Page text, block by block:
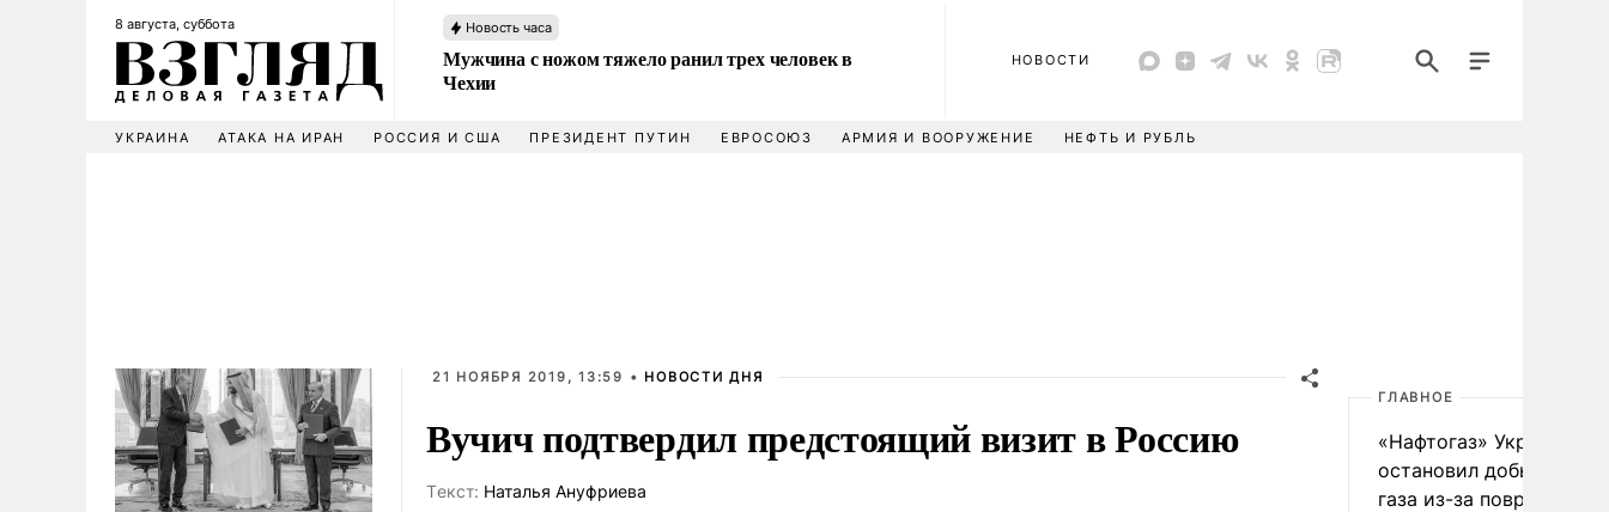
8 августа, суббота Новость часа
Мужчина с ножом тяжело ранил трех человек в
Чехии
НОВОСТИ
УКРАИНА АТАКА НА ИРАН РОССИЯ И США ПРЕЗИДЕНТ ПУТИН ЕВРОСОЮЗ АРМИЯ И ВООРУЖЕНИЕ НЕФТЬ И РУБЛЬ
21 НОЯБРЯ 2019, 13:59 • НОВОСТИ ДНЯ
Вучич подтвердил предстоящий визит в Россию
Tекст: Наталья Ануфриева
ГЛАВНОЕ
«Нафтогаз» Украины
остановил добычу
газа из-за повреждения